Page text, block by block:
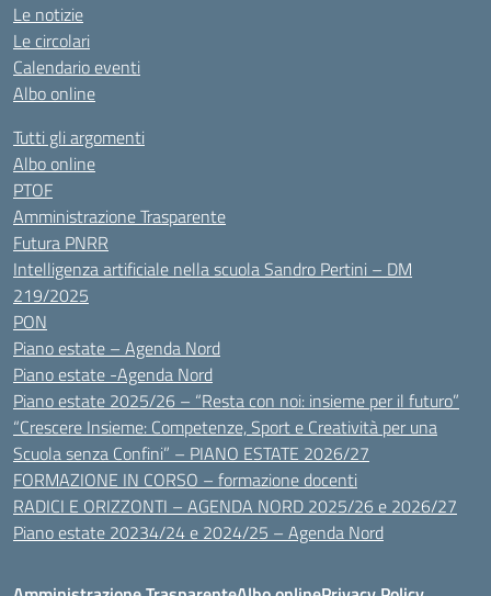
Le notizie
Le circolari
Calendario eventi
Albo online
Tutti gli argomenti
Albo online
PTOF
Amministrazione Trasparente
Futura PNRR
Intelligenza artificiale nella scuola Sandro Pertini – DM
219/2025
PON
Piano estate – Agenda Nord
Piano estate -Agenda Nord
Piano estate 2025/26 – “Resta con noi: insieme per il futuro”
“Crescere Insieme: Competenze, Sport e Creatività per una
Scuola senza Confini” – PIANO ESTATE 2026/27
FORMAZIONE IN CORSO – formazione docenti
RADICI E ORIZZONTI – AGENDA NORD 2025/26 e 2026/27
Piano estate 20234/24 e 2024/25 – Agenda Nord